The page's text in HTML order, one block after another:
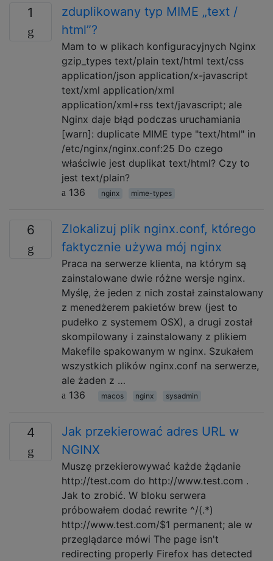
1
zduplikowany typ MIME „text /
html”?
Mam to w plikach konfiguracyjnych Nginx
gzip_types text/plain text/html text/css
application/json application/x-javascript
text/xml application/xml
application/xml+rss text/javascript; ale
Nginx daje błąd podczas uruchamiania
[warn]: duplicate MIME type "text/html" in
/etc/nginx/nginx.conf:25 Do czego
właściwie jest duplikat text/html? Czy to
jest text/plain?
136
nginx mime-types
6
Zlokalizuj plik nginx.conf, którego
faktycznie używa mój nginx
Praca na serwerze klienta, na którym są
zainstalowane dwie różne wersje nginx.
Myślę, że jeden z nich został zainstalowany
z menedżerem pakietów brew (jest to
pudełko z systemem OSX), a drugi został
skompilowany i zainstalowany z plikiem
Makefile spakowanym w nginx. Szukałem
wszystkich plików nginx.conf na serwerze,
ale żaden z …
136
macos nginx sysadmin
4
Jak przekierować adres URL w
NGINX
Muszę przekierowywać każde żądanie
http://test.com do http://www.test.com .
Jak to zrobić. W bloku serwera
próbowałem dodać rewrite ^/(.*)
http://www.test.com/$1 permanent; ale w
przeglądarce mówi The page isn't
redirecting properly Firefox has detected